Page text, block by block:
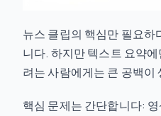
뉴스 클립의 핵심만 필요
니다. 하지만 텍스트 요약
려는 사람에게는 큰 공백이
핵심 문제는 간단합니다: